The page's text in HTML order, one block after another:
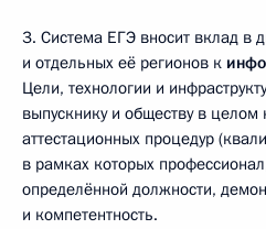
3. Система ЕГЭ вносит вклад в
и отдельных её регионов к
Цели, технологии и
выпускнику и обществу в
аттестационных процедур
в рамках которых
определённой должности,
и компетентность.